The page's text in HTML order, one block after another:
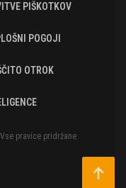
PIŠKOTKOV
POGOJI
OTROK
pravice pridržane